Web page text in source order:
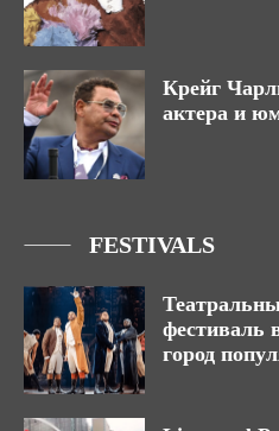
Крейг
актера и
FESTIVALS
фестиваль
город